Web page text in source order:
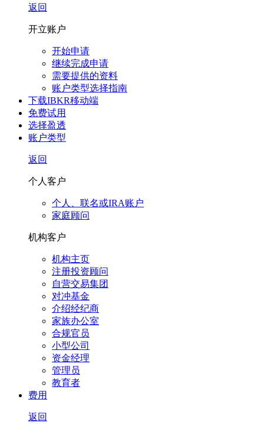
返回
开立账户
开始申请
继续完成申请
需要提供的资料
账户类型选择指南
下载IBKR移动端
免费试用
选择盈透
账户类型
返回
个人客户
个人、联名或IRA账户
家庭顾问
机构客户
机构主页
注册投资顾问
自营交易集团
对冲基金
介绍经纪商
家族办公室
合规官员
小型公司
资金经理
管理员
教育者
费用
返回